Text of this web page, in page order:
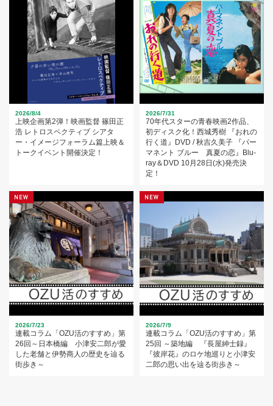
2026/8/4
上映企画第2弾！映画監督 篠田正
浩 レトロスペクティブ シアタ
ー・イメージフォーラム篇上映＆
トークイベント開催決定！
2026/7/31
70年代スターの青春映画2作品、
初ディスク化！西城秀樹 『おれの
行く道』DVD / 秋吉久美子 『パー
マネント ブルー 真夏の恋』Blu-
ray＆DVD 10月28日(水)発売決
定！
2026/7/23
連載コラム「OZU活のすすめ」第
26回～日本橋編 小津安二郎が愛
した老舗と伊勢商人の歴史を辿る
街歩き～
2026/7/9
連載コラム「OZU活のすすめ」第
25回 ～築地編 『長屋紳士録』
『彼岸花』のロケ地巡りと小津安
二郎の思い出を辿る街歩き～